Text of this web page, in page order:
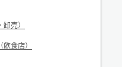
卸売）
飲食店）